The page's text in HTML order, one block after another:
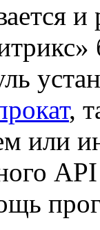
и
,
или